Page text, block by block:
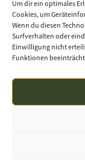
Um dir ein optimales
Cookies, um
Wenn du diesen
Surfverhalten oder
Einwilligung nicht
Funktionen